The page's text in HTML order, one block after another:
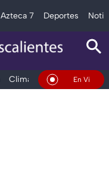
Azteca 7 Deportes
Clima DeportesEn Vivo